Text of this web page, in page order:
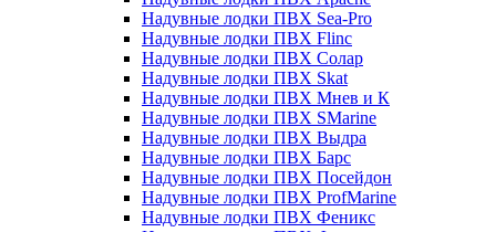
Надувные лодки ПВХ Sea-Pro
Надувные лодки ПВХ Flinc
Надувные лодки ПВХ Солар
Надувные лодки ПВХ Skat
Надувные лодки ПВХ Мнев и К
Надувные лодки ПВХ SMarine
Надувные лодки ПВХ Выдра
Надувные лодки ПВХ Барс
Надувные лодки ПВХ Посейдон
Надувные лодки ПВХ ProfMarine
Надувные лодки ПВХ Феникс